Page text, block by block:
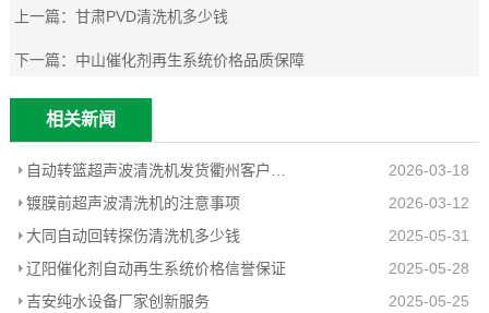
上一篇：甘肃PVD清洗机多少钱
下一篇： 中山催化剂再生系统价格品质保障
相关新闻
2026-03-18
镀膜前超声波清洗机的注意事项
2026-03-12
大同自动回转探伤清洗机多少钱
2025-05-31
辽阳催化剂自动再生系统价格信誉保证
2025-05-28
吉安纯水设备厂家创新服务
2025-05-25